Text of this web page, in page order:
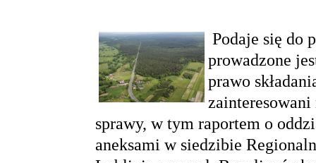
Podaje się do
prowadzone
prawo
sprawy, w tym raportem o
aneksami w siedzibie